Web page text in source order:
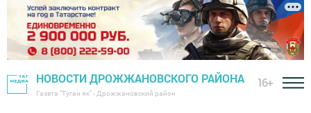
НОВОСТИ ДРОЖЖАНОВСКОГО РАЙОНА
Газета "Туган як" - Дрожжановский район
16+